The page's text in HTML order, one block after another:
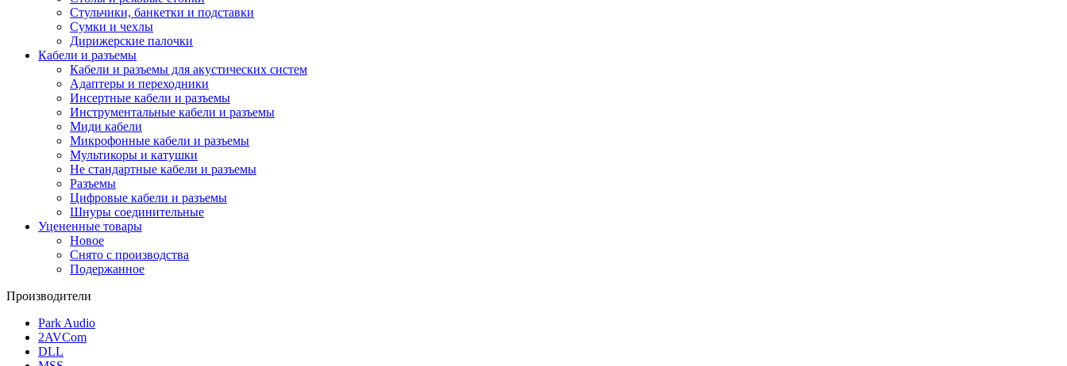
Стульчики, банкетки и подставки
Сумки и чехлы
Дирижерские палочки
Кабели и разъемы
Кабели и разъемы для акустических систем
Адаптеры и переходники
Инсертные кабели и разъемы
Инструментальные кабели и разъемы
Миди кабели
Микрофонные кабели и разъемы
Мультикоры и катушки
Не стандартные кабели и разъемы
Разъемы
Цифровые кабели и разъемы
Шнуры соединительные
Уцененные товары
Новое
Снято с производства
Подержанное
Производители
Park Audio
2AVCom
DLL